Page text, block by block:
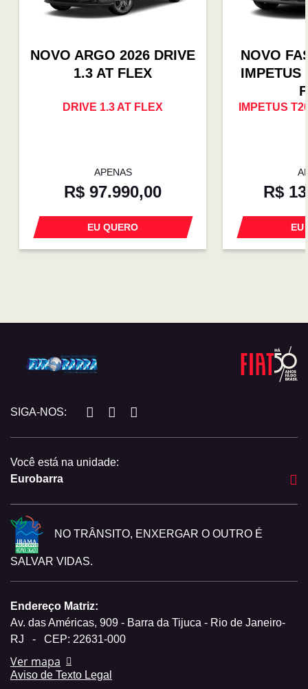
NOVO ARGO 2026 DRIVE
1.3 AT FLEX
DRIVE 1.3 AT FLEX
APENAS
R$ 97.990,00
EU QUERO
NOVO
IMPETUS
IMPETUS
R$
EU
SIGA-NOS:
Você está na unidade:
Eurobarra
NO TRÂNSITO, ENXERGAR O OUTRO É
SALVAR VIDAS.
Endereço Matriz:
Av. das Américas, 909 - Barra da Tijuca - Rio de Janeiro-
RJ
- CEP: 22631-000
Ver mapa
Aviso de Texto Legal